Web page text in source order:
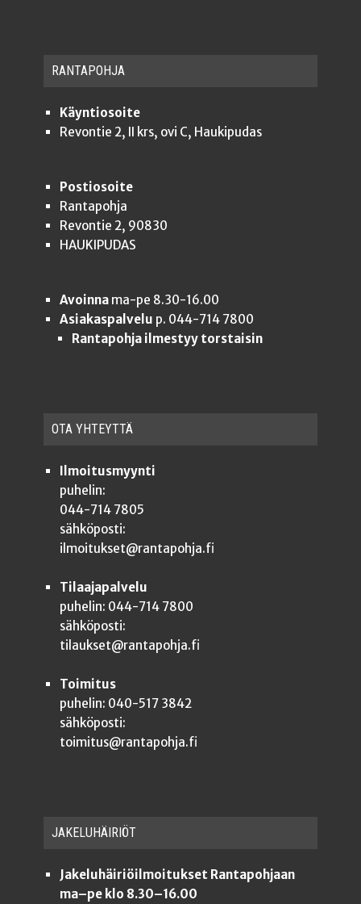
RAN­TA­POH­JA
Käyntiosoite
Revontie 2, II krs, ovi C, Haukipudas
Postiosoite
Rantapohja
Revontie 2, 90830
HAUKIPUDAS
Avoinnama-pe 8.30-16.00
Asiakaspalvelu p. 044-714 7800
Rantapohja ilmestyy torstaisin
OTA YHTEYT­TÄ
Ilmoitusmyynti
puhelin:
044-714 7805
sähköposti:
ilmoitukset@rantapohja.fi
Tilaajapalvelu
puhelin: 044-714 7800
sähköposti:
tilaukset@rantapohja.fi
Toimitus
puhelin: 040-517 3842
sähköposti:
toimitus@rantapohja.fi
JAKE­LU­HÄI­RIÖT
Jakeluhäiriöilmoitukset Rantapohjaan
ma–pe klo 8.30–16.00